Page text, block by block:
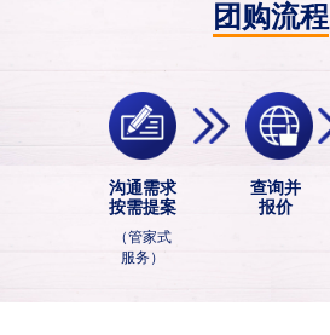
团购流程
沟通需求
按需提案
（管家式
服务）
查询并
报价